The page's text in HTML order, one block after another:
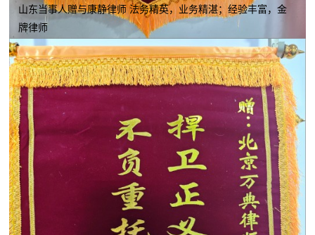
山东当事人赠与康静律师 法务精英，业务精湛；经验丰富，金
牌律师